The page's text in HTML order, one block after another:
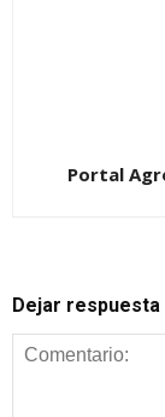
Portal
Dejar respuesta